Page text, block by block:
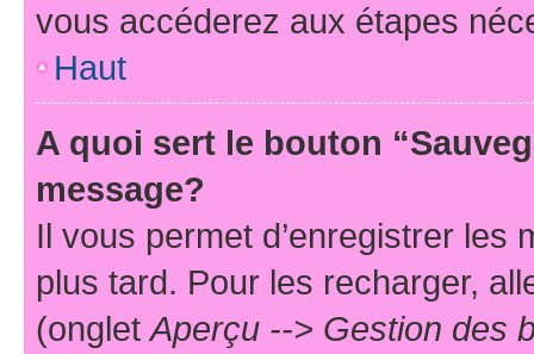
vous accéderez aux étapes
Haut
A quoi sert le bouton
message?
Il vous permet d’enregistrer
plus tard. Pour les recharger,
(ongletAperçu --> Gestion des